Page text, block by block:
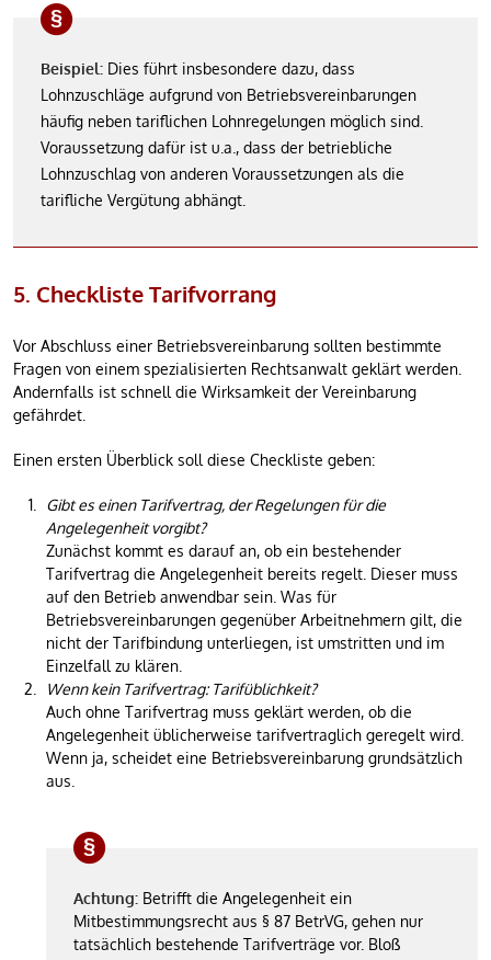
Beispiel: Dies führt insbesondere dazu, dass
Lohnzuschläge aufgrund von Betriebsvereinbarungen
häufig neben tariflichen Lohnregelungen möglich sind.
Voraussetzung dafür ist u.a., dass der betriebliche
Lohnzuschlag von anderen Voraussetzungen als die
tarifliche Vergütung abhängt.
5. Checkliste Tarifvorrang
Vor Abschluss einer Betriebsvereinbarung sollten bestimmte
Fragen von einem spezialisierten Rechtsanwalt geklärt werden.
Andernfalls ist schnell die Wirksamkeit der Vereinbarung
gefährdet.
Einen ersten Überblick soll diese Checkliste geben:
Gibt es einen Tarifvertrag, der Regelungen für die
Angelegenheit vorgibt?
Zunächst kommt es darauf an, ob ein bestehender
Tarifvertrag die Angelegenheit bereits regelt. Dieser muss
auf den Betrieb anwendbar sein. Was für
Betriebsvereinbarungen gegenüber Arbeitnehmern gilt, die
nicht der Tarifbindung unterliegen, ist umstritten und im
Einzelfall zu klären.
Wenn kein Tarifvertrag: Tarifüblichkeit?
Auch ohne Tarifvertrag muss geklärt werden, ob die
Angelegenheit üblicherweise tarifvertraglich geregelt wird.
Wenn ja, scheidet eine Betriebsvereinbarung grundsätzlich
aus.
Achtung: Betrifft die Angelegenheit ein
Mitbestimmungsrecht aus § 87 BetrVG, gehen nur
tatsächlich bestehende Tarifverträge vor. Bloß